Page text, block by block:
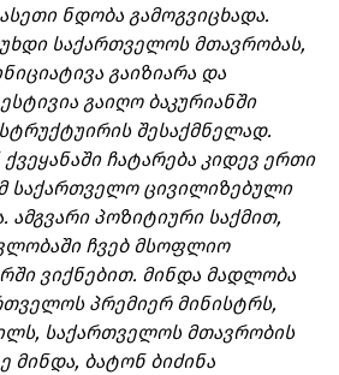
ნდობა გამოგვიცხადა.
საქართველოს მთავრობას,
გაიზიარა და
გაიღო ბაკურიანში
შესაქმნელად.
ჩატარება კიდევ ერთი
საქართველო ცივილიზებული
ამგვარი პოზიტიური საქმით,
ჩვებ მსოფლიო
ვიქნებით. მინდა მადლობა
პრემიერ მინისტრს,
საქართველოს მთავრობის
მინდა, ბატონ ბიძინა